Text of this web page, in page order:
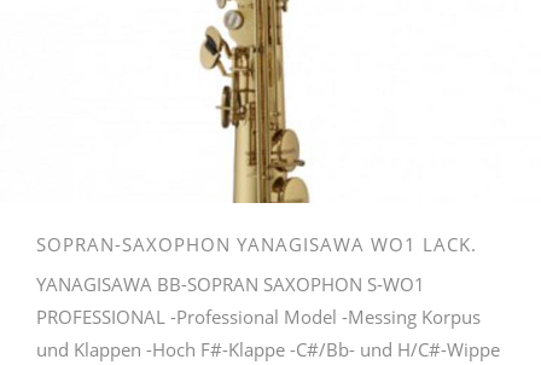
SOPRAN-SAXOPHON YANAGISAWA WO1 LACK.
YANAGISAWA BB-SOPRAN SAXOPHON S-WO1
PROFESSIONAL -Professional Model -Messing Korpus
und Klappen -Hoch F#-Klappe -C#/Bb- und H/C#-Wippe